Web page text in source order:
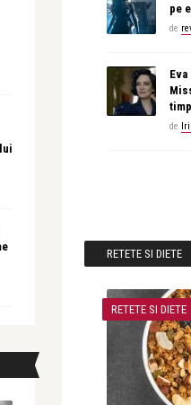
pe
de
de
RETETE SI DIETE
RETETE SI DIETE